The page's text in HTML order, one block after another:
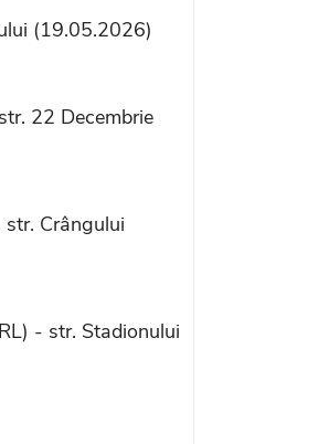
(19.05.2026)
22 Decembrie
Crângului
- str. Stadionului